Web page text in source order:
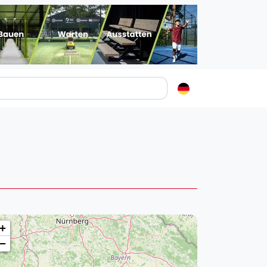
am Main
+
−